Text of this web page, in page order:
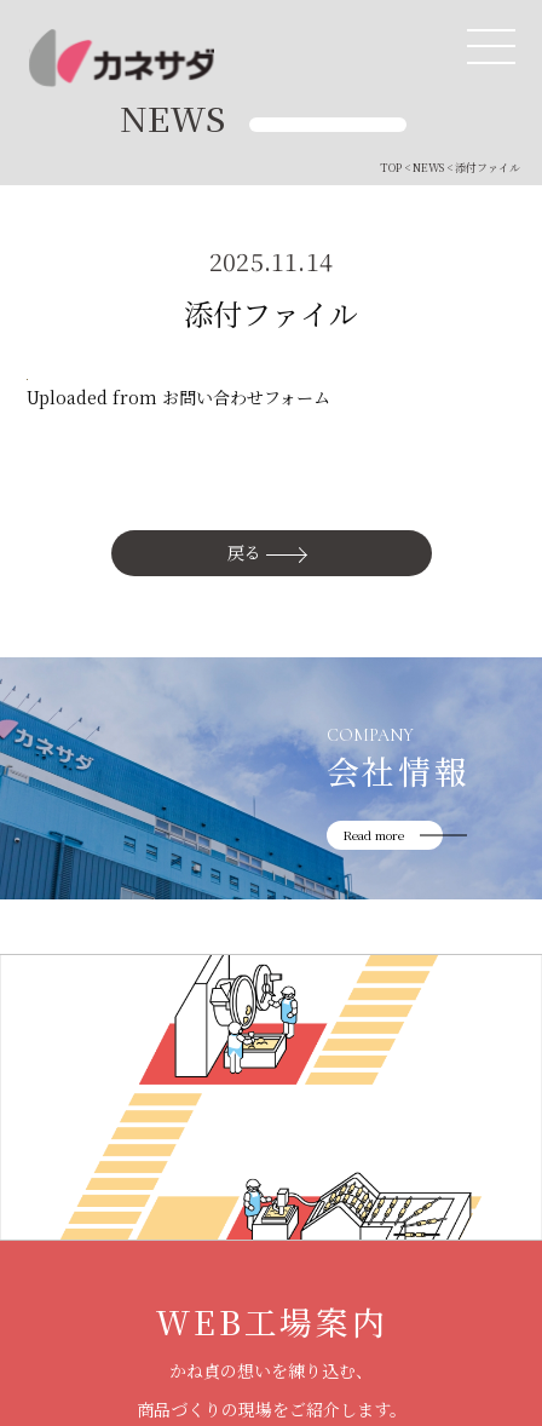
TOP
生産体制
美味しい安心
かね貞の歴史
NEWS
TOP<NEWS< 添付ファイル
2025.11.14
添付ファイル
Uploaded from お問い合わせフォーム
戻る
COMPANY
会社情報
Read more
WEB工場案内
かね貞の想いを練り込む、
商品づくりの現場をご紹介します。